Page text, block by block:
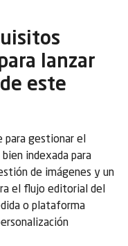
lanzar
este
para gestionar el
indexada para
de imágenes y un
el flujo editorial del
o plataforma